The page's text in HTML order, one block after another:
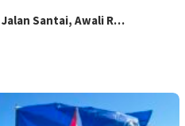
Santai, Awali R…